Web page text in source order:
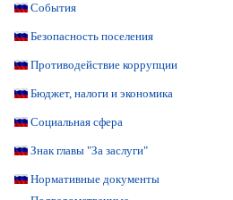
События
Безопасность поселения
Противодействие коррупции
Бюджет, налоги и экономика
Социальная сфера
Знак главы "За заслуги"
Нормативные документы